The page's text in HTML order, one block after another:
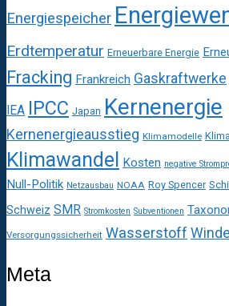
Energiespeicher
Erdtemperatur Erneuerbare Energie
Fracking Frankreich Gaskraftwerke
IEA IPCC Japan Kernenergie
Kernenergieausstieg Klimamodelle
Klimawandel Kosten negative
Null-Politik Netzausbau NOAA Roy Spencer
Schweiz SMR Stromkosten Subventionen
Versorgungssicherheit Wasserstoff
Meta